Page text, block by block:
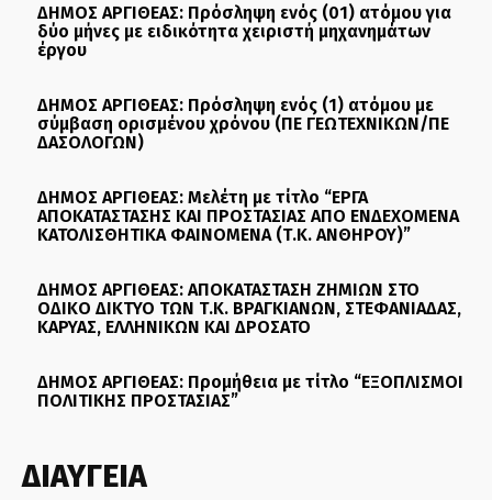
ΔΗΜΟΣ ΑΡΓΙΘΕΑΣ: Πρόσληψη ενός (01) ατόμου για
δύο μήνες με ειδικότητα χειριστή μηχανημάτων
έργου
ΔΗΜΟΣ ΑΡΓΙΘΕΑΣ: Πρόσληψη ενός (1) ατόμου με
σύμβαση ορισμένου χρόνου (ΠΕ ΓΕΩΤΕΧΝΙΚΩΝ/ΠΕ
ΔΑΣΟΛΟΓΩΝ)
ΔΗΜΟΣ ΑΡΓΙΘΕΑΣ: Μελέτη με τίτλο “ΕΡΓΑ
ΑΠΟΚΑΤΑΣΤΑΣΗΣ ΚΑΙ ΠΡΟΣΤΑΣΙΑΣ ΑΠΟ ΕΝΔΕΧΟΜΕΝΑ
ΚΑΤΟΛΙΣΘΗΤΙΚΑ ΦΑΙΝΟΜΕΝΑ (Τ.Κ. ΑΝΘΗΡΟΥ)”
ΔΗΜΟΣ ΑΡΓΙΘΕΑΣ: ΑΠΟΚΑΤΑΣΤΑΣΗ ΖΗΜΙΩΝ ΣΤΟ
ΟΔΙΚΟ ΔΙΚΤΥΟ ΤΩΝ Τ.Κ. ΒΡΑΓΚΙΑΝΩΝ, ΣΤΕΦΑΝΙΑΔΑΣ,
ΚΑΡΥΑΣ, ΕΛΛΗΝΙΚΩΝ ΚΑΙ ΔΡΟΣΑΤΟ
ΔΗΜΟΣ ΑΡΓΙΘΕΑΣ: Προμήθεια με τίτλο “ΕΞΟΠΛΙΣΜΟΙ
ΠΟΛΙΤΙΚΗΣ ΠΡΟΣΤΑΣΙΑΣ”
ΔΙΑΥΓΕΙΑ